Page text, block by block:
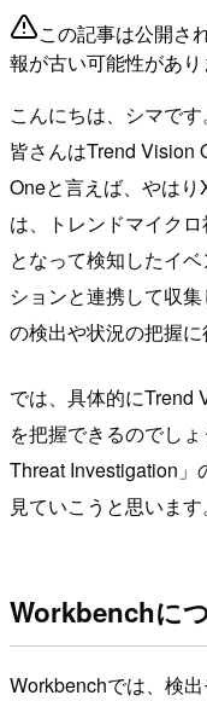
この記事は公開さ
報が古い可能性があり
こんにちは、シマです。
皆さんはTrend Vision
Oneと言えば、やは
は、トレンドマイク
となって検知したイ
ションと連携して収
の検出や状況の把握に
では、具体的にTrend
を把握できるのでし
Threat Investigation」
見ていこうと思います。
Workbenchに
Workbenchでは、検